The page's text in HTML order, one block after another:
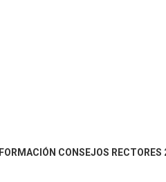
FORMACIÓN CONSEJOS RECTORES